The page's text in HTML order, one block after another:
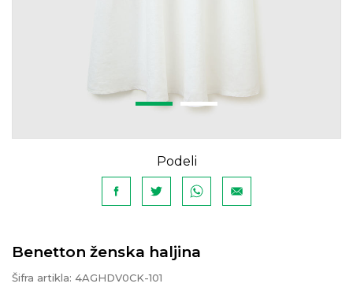
Podeli
Benetton ženska haljina
Šifra artikla: 4AGHDV0CK-101